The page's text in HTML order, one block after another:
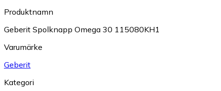
Produktnamn
Geberit Spolknapp Omega 30 115080KH1
Varumärke
Geberit
Kategori